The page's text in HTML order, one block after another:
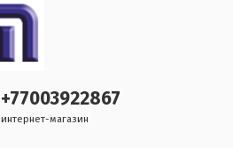
+77003922867
интернет-магазин